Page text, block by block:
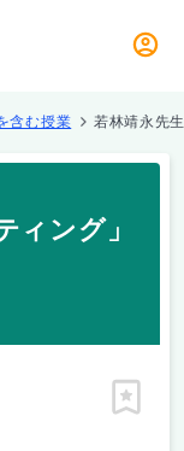
含む授業 若林靖永先
ィング」
ピン留